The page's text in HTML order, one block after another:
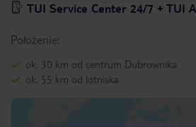
TUI Service Center 24/7 + TUI
Położenie:
ok. 30 km od centrum Dubrownika
ok. 55 km od lotniska